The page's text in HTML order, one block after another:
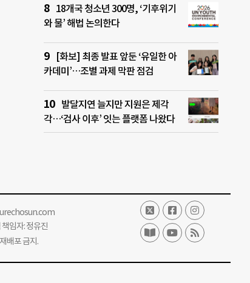
18개국 청소년 300명, ‘기후위기
와 물’ 해법 논의한다
[화보] 최종 발표 앞둔 ‘유일한 아
카데미’…조별 과제 막판 점검
발달지연 늘지만 지원은 제각
각…‘검사 이후’ 잇는 플랫폼 나왔다
임자: 정유진
배포 금지.